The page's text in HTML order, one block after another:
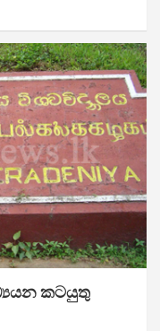
කටයුතු